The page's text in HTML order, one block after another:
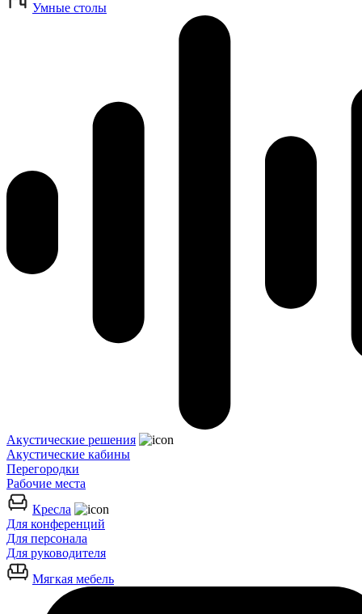
Умные столы
Акустические решения
Акустические кабины
Перегородки
Рабочие места
Кресла
Для конференций
Для персонала
Для руководителя
Мягкая мебель